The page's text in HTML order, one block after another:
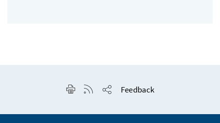
Seite drucken
RSS-Feed anzeigen
Feedback